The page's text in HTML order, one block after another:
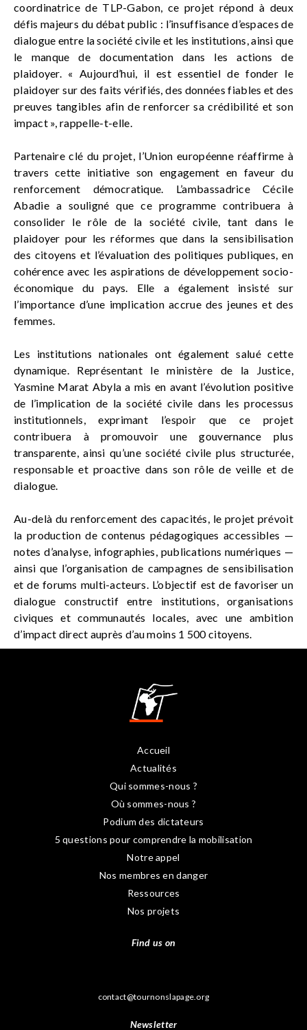
coordinatrice de TLP-Gabon, ce projet répond à deux
défis majeurs du débat public : l’insuffisance d’espaces de
dialogue entre la société civile et les institutions, ainsi que
le manque de documentation dans les actions de
plaidoyer. « Aujourd’hui, il est essentiel de fonder le
plaidoyer sur des faits vérifiés, des données fiables et des
preuves tangibles afin de renforcer sa crédibilité et son
impact », rappelle-t-elle.
Partenaire clé du projet, l’Union européenne réaffirme à
travers cette initiative son engagement en faveur du
renforcement démocratique. L’ambassadrice Cécile
Abadie a souligné que ce programme contribuera à
consolider le rôle de la société civile, tant dans le
plaidoyer pour les réformes que dans la sensibilisation
des citoyens et l’évaluation des politiques publiques, en
cohérence avec les aspirations de développement socio-
économique du pays. Elle a également insisté sur
l’importance d’une implication accrue des jeunes et des
femmes.
Les institutions nationales ont également salué cette
dynamique. Représentant le ministère de la Justice,
Yasmine Marat Abyla a mis en avant l’évolution positive
de l’implication de la société civile dans les processus
institutionnels, exprimant l’espoir que ce projet
contribuera à promouvoir une gouvernance plus
transparente, ainsi qu’une société civile plus structurée,
responsable et proactive dans son rôle de veille et de
dialogue.
Au-delà du renforcement des capacités, le projet prévoit
la production de contenus pédagogiques accessibles —
notes d’analyse, infographies, publications numériques —
ainsi que l’organisation de campagnes de sensibilisation
et de forums multi-acteurs. L’objectif est de favoriser un
dialogue constructif entre institutions, organisations
civiques et communautés locales, avec une ambition
d’impact direct auprès d’au moins 1 500 citoyens.
Accueil
Actualités
Qui sommes-nous ?
Où sommes-nous ?
Podium des dictateurs
5 questions pour comprendre la mobilisation
Notre appel
Nos membres en danger
Ressources
Nos projets
Find us on
contact@tournonslapage.org
Newsletter